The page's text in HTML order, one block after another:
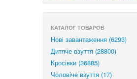
КАТАЛОГ ТОВАРОВ
Нові завантаження (6293)
Дитяче взуття (28800)
Кросівки (36885)
Чоловіче взуття (17)